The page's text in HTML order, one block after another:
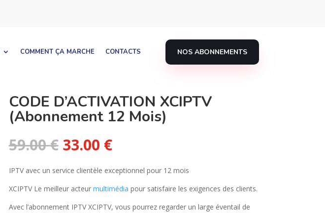
COMMENT ÇA MARCHE CONTACTS NOS ABONNEMENTS
CODE D’ACTIVATION XCIPTV
(Abonnement 12 Mois)
59.00€ Le
prix
initial
était :
59.00 €.
33.00 €Le
prix
actuel
est :
33.00 €.
IPTV avec un service clientèle exceptionnel pour 12 mois
XCIPTV Le meilleur acteur multimédia pour satisfaire les exigences des clients.
Avec l’abonnement IPTV XCIPTV, vous pourrez regarder un large éventail de